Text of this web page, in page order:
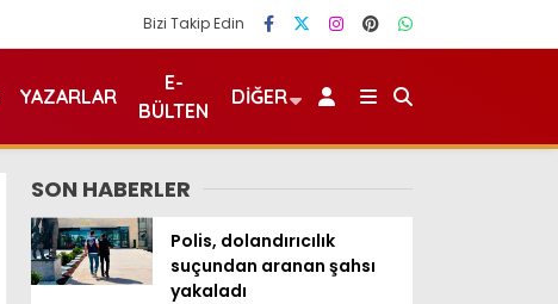
Bizi Takip Edin
YAZARLAR
E-
BÜLTEN
DIĞER
SON HABERLER
Polis, dolandırıcılık
suçundan aranan şahsı
yakaladı